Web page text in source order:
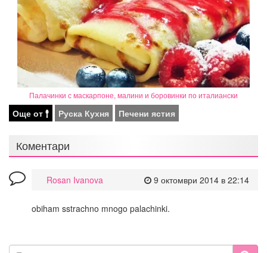
Палачинки с маскарпоне, малини и боровинки по италиански
Още от Руска Кухня Печени ястия
Коментари
9 октомври 2014 в 22:14
Rosan Ivanova
obiham sstrachno mnogo palachinki.